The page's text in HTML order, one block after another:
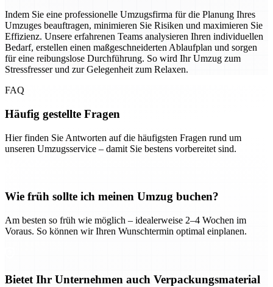
Indem Sie eine professionelle Umzugsfirma für die Planung Ihres
Umzuges beauftragen, minimieren Sie Risiken und maximieren Sie
Effizienz. Unsere erfahrenen Teams analysieren Ihren individuellen
Bedarf, erstellen einen maßgeschneiderten Ablaufplan und sorgen
für eine reibungslose Durchführung. So wird Ihr Umzug zum
Stressfresser und zur Gelegenheit zum Relaxen.
FAQ
Häufig gestellte Fragen
Hier finden Sie Antworten auf die häufigsten Fragen rund um
unseren Umzugsservice – damit Sie bestens vorbereitet sind.
Wie früh sollte ich meinen Umzug buchen?
Am besten so früh wie möglich – idealerweise 2–4 Wochen im
Voraus. So können wir Ihren Wunschtermin optimal einplanen.
Bietet Ihr Unternehmen auch Verpackungsmaterial